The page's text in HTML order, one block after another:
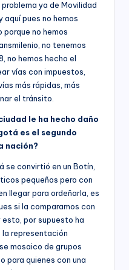
ya de Movilidad
pues no hemos
porque no hemos
no tenemos
no hemos hecho el
vías con impuestos,
más rápidas, más
el tránsito.
le ha hecho daño
es el segundo
nación?
se convirtió en un Botín,
pequeños pero con
llegar para ordeñarla, es
si la comparamos con
por supuesto ha
representación
mosaico de grupos
para quienes con una